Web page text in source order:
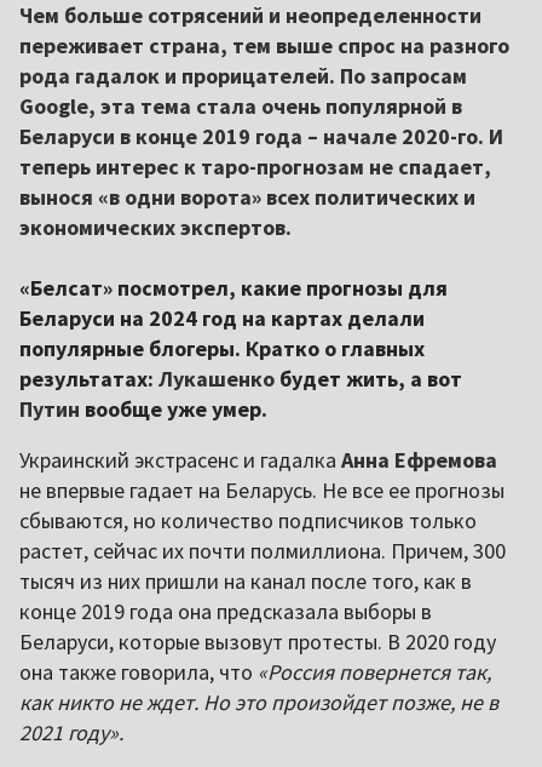
Чем больше сотрясений и неопределенности
переживает страна, тем выше спрос на разного
рода гадалок и прорицателей. По запросам
Google, эта тема стала очень популярной в
Беларуси в конце 2019 года – начале 2020-го. И
теперь интерес к таро-прогнозам не спадает,
вынося «в одни ворота» всех политических и
экономических экспертов.
«Белсат» посмотрел, какие прогнозы для
Беларуси на 2024 год на картах делали
популярные блогеры. Кратко о главных
результатах: Лукашенко будет жить, а вот
Путин вообще уже умер.
Украинский экстрасенс и гадалка Анна Ефремова
не впервые гадает на Беларусь. Не все ее прогнозы
сбываются, но количество подписчиков только
растет, сейчас их почти полмиллиона. Причем, 300
тысяч из них пришли на канал после того, как в
конце 2019 года она предсказала выборы в
Беларуси, которые вызовут протесты. В 2020 году
она также говорила, что «Россия повернется так,
как никто не ждет. Но это произойдет позже, не в
2021 году».